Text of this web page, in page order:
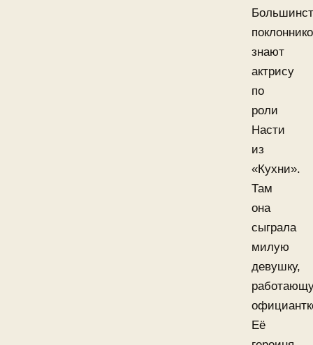
знают
актрису
по
роли
Насти
из
«Кухни».
Там
она
сыграла
милую
девушку,
Её